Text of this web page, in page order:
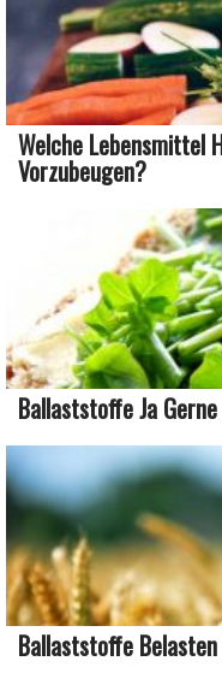
Welche Lebensmittel
Vorzubeugen?
Ballaststoffe Ja
Ballaststoffe